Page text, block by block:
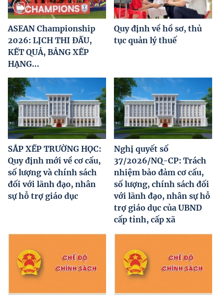
ASEAN Championship
2026: LỊCH THI ĐẤU,
KẾT QUẢ, BẢNG XẾP
HẠNG...
Quy định về hồ sơ, thủ
tục quản lý thuế
SẮP XẾP TRƯỜNG HỌC:
Quy định mới về cơ cấu,
số lượng và chính sách
đối với lãnh đạo, nhân
sự hỗ trợ giáo dục
Nghị quyết số
37/2026/NQ-CP: Trách
nhiệm bảo đảm cơ cấu,
số lượng, chính sách đối
với lãnh đạo, nhân sự hỗ
trợ giáo dục của UBND
cấp tỉnh, cấp xã